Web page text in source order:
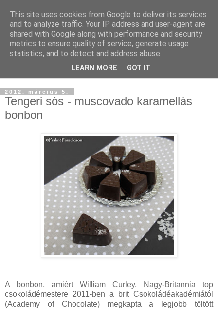
2012. március 5.
Tengeri sós - muscovado karamellás
bonbon
A bonbon, amiért William Curley, Nagy-Britannia top
csokoládémestere 2011-ben a brit Csokoládéakadémiától
(Academy of Chocolate) megkapta a legjobb töltött
This site uses cookies from Google to deliver its services
and to analyze traffic. Your IP address and user-agent are
shared with Google along with performance and security
metrics to ensure quality of service, generate usage
statistics, and to detect and address abuse.
LEARN MORE GOT IT